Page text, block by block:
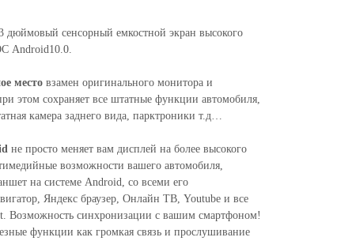
дюймовый сенсорный емкостной экран высокого
Android10.0.
место взамен оригинального монитора и
этом сохраняет все штатные функции автомобиля,
камера заднего вида, парктроники т.д…
не просто меняет вам дисплей на более высокого
возможности вашего автомобиля,
на системе Android, со всеми его
Яндекс браузер, Онлайн ТВ, Youtube и все
Возможность синхронизации с вашим смартфоном!
функции как громкая связь и прослушивание